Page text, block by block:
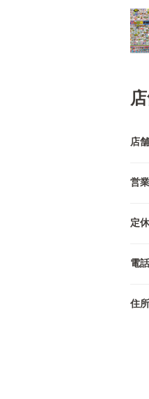
店
営
定
電
住所